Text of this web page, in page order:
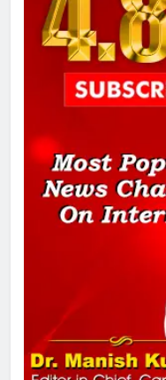
1
4